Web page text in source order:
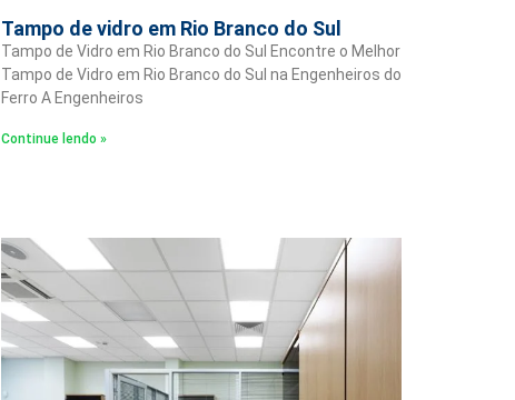
Tampo de vidro em Rio Branco do Sul
Tampo de Vidro em Rio Branco do Sul Encontre o Melhor
Tampo de Vidro em Rio Branco do Sul na Engenheiros do
Ferro A Engenheiros
Continue lendo »